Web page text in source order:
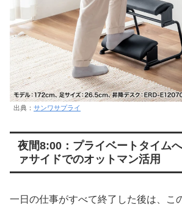
出典： サンワサプライ
夜間8:00：プライベートタイム
ァサイドでのオットマン活用
一日の仕事がすべて終了した後は、こ